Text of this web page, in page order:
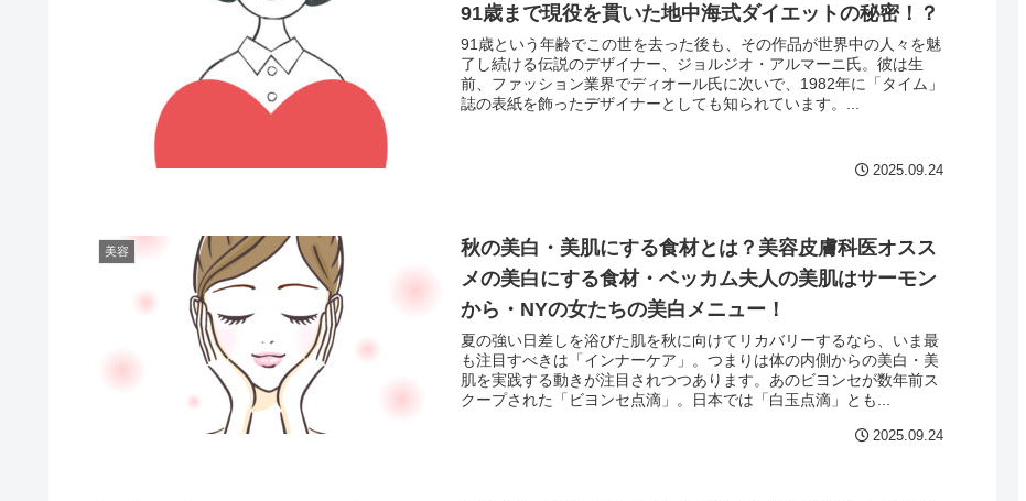
91歳まで現役を貫いた地中海式ダイエットの秘密！？
91歳という年齢でこの世を去った後も、その作品が世界中の人々を魅
了し続ける伝説のデザイナー、ジョルジオ・アルマーニ氏。彼は生
前、ファッション業界でディオール氏に次いで、1982年に「タイム」
誌の表紙を飾ったデザイナーとしても知られています。...
2025.09.24
美容
秋の美白・美肌にする食材とは？美容皮膚科医オスス
メの美白にする食材・ベッカム夫人の美肌はサーモン
から・NYの女たちの美白メニュー！
夏の強い日差しを浴びた肌を秋に向けてリカバリーするなら、いま最
も注目すべきは「インナーケア」。つまりは体の内側からの美白・美
肌を実践する動きが注目されつつあります。あのビヨンセが数年前ス
クープされた「ビヨンセ点滴」。日本では「白玉点滴」とも...
2025.09.24